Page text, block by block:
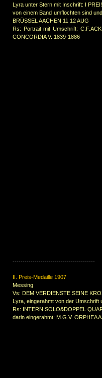
Lyra unter Stern mit Inschrift: I
von einem Band umflochten sind
BRÜSSEL AACHEN 11 12 AUG
Rs: Portrait mit Umschrift:
CONCORDIA V. 1839-1886
-----------------------------------------
II. Preis-Medaille 1907
Messing
Vs: DEM VERDIENSTE SEINE
Lyra, eingerahmt von der Umschrift
Rs: INTERN.SOLO&DOPPEL
darin eingerahmt: M.G.V. ORPHEA